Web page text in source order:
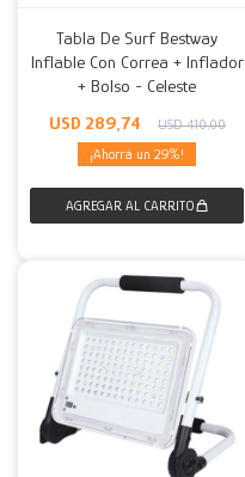
Tabla De Surf Bestway
Inflable Con Correa + Inflador
+ Bolso - Celeste
USD 289,74 USD 410,00
29